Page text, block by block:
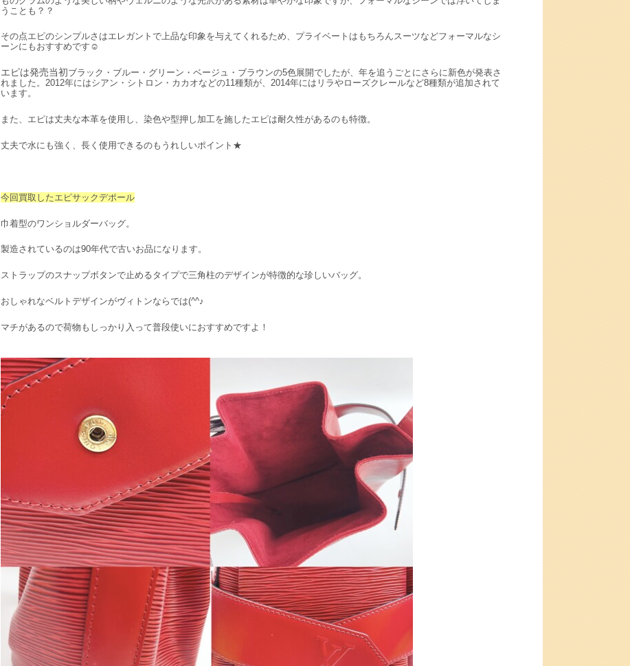
うことも？？
その点エピのシンプルさはエレガントで上品な印象を与えてくれるため、プライベートはもちろんスーツなどフォーマルなシ
ーンにもおすすめです☺
エピは発売当初ブラック・ブルー・グリーン・ベージュ・ブラウンの5色展開でしたが、年を追うごとにさらに新色が発表さ
れました。2012年にはシアン・シトロン・カカオなどの11種類が、2014年にはリラやローズクレールなど8種類が追加されて
います。
また、エピは丈夫な本革を使用し、染色や型押し加工を施したエピは耐久性があるのも特徴。
丈夫で水にも強く、長く使用できるのもうれしいポイント★
今回買取したエピサックデポール
巾着型のワンショルダーバッグ。
製造されているのは90年代で古いお品になります。
ストラップのスナップボタンで止めるタイプで三角柱のデザインが特徴的な珍しいバッグ。
おしゃれなベルトデザインがヴィトンならでは(^^♪
マチがあるので荷物もしっかり入って普段使いにおすすめですよ！